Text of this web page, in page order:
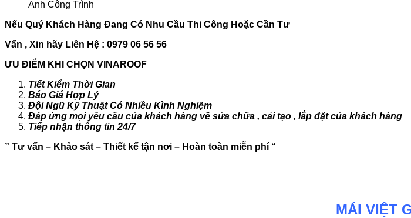
Ảnh Công Trình
Nếu Quý Khách Hàng Đang Có Nhu Cầu Thi Công Hoặc Cần Tư
Vấn , Xin hãy Liên Hệ : 0979 06 56 56
ƯU ĐIỂM KHI CHỌN VINAROOF
Tiết Kiểm Thời Gian
Báo Giá Hợp Lý
Đội Ngũ Kỹ Thuật Có Nhiều Kình Nghiệm
Đáp ứng mọi yêu cầu của khách hàng về sửa chữa , cải tạo , lắp đặt của khách hàng
Tiếp nhận thông tin 24/7
” Tư vấn – Khảo sát – Thiết kế tận nơi – Hoàn toàn miễn phí “
MÁI VIỆT